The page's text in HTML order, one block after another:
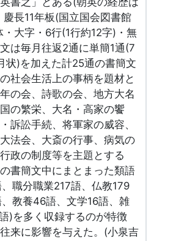
長11年板(国立国会図書館
大字・6行(1行約12字)・無
は毎月往返2通に単簡1通(7
状)を加えた計25通の書簡文
社会生活上の事柄を題材と
の会、詩歌の会、地方大名
の繁栄、大名・高家の饗
訴訟手続、将軍家の威容、
法会、大斎の行事、病気の
政の制度等を主題とする
書簡文中にまとまった類語
職分職業217語、仏教179
教養46語、文学16語、雑
)を多く収録するのが特徴
来に影響を与えた。(小泉吉